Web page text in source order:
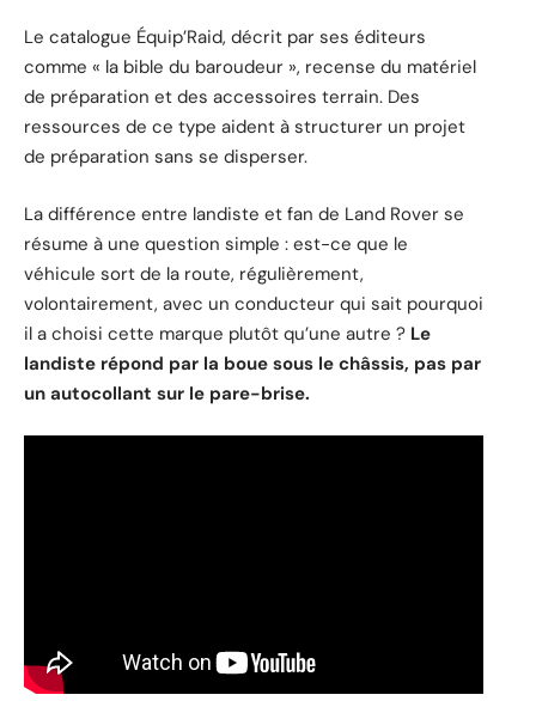
Le catalogue Équip’Raid, décrit par ses éditeurs
comme « la bible du baroudeur », recense du matériel
de préparation et des accessoires terrain. Des
ressources de ce type aident à structurer un projet
de préparation sans se disperser.
La différence entre landiste et fan de Land Rover se
résume à une question simple : est-ce que le
véhicule sort de la route, régulièrement,
volontairement, avec un conducteur qui sait pourquoi
il a choisi cette marque plutôt qu’une autre ? Le
landiste répond par la boue sous le châssis, pas par
un autocollant sur le pare-brise.